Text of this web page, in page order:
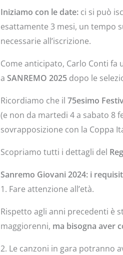
Iniziamo con le date:ci si può
esattamente 3 mesi, un tempo
necessarie all’iscrizione.
Come anticipato, Carlo Conti
a SANREMO 2025dopo le
Ricordiamo che il 75esimo
(e non da martedi 4 a sabato 8
sovrapposizione con la Coppa
Scopriamo tutti i dettagli del
Sanremo Giovani 2024: i
1. Fare attenzione all’età.
Rispetto agli anni precedenti è
maggiorenni, ma bisogna aver
2. Le canzoni in gara potranno